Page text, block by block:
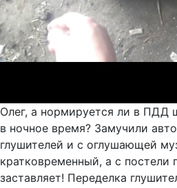
Олег, а нормируется ли в ПДД
в ночное время? Замучили
глушителей и с оглушающей
кратковременный, а с постели
заставляет! Переделка